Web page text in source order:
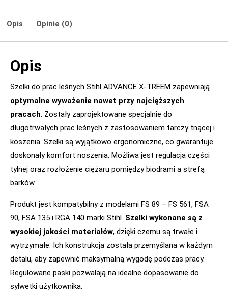
Opis Opinie (0)
Opis
Szelki do prac leśnych Stihl ADVANCE X-TREEM zapewniają
optymalne wyważenie nawet przy najcięższych
pracach. Zostały zaprojektowane specjalnie do
długotrwałych prac leśnych z zastosowaniem tarczy tnącej i
koszenia. Szelki są wyjątkowo ergonomiczne, co gwarantuje
doskonały komfort noszenia. Możliwa jest regulacja części
tylnej oraz rozłożenie ciężaru pomiędzy biodrami a strefą
barków.
Produkt jest kompatybilny z modelami FS 89 – FS 561, FSA
90, FSA 135 i RGA 140 marki Stihl. Szelki wykonane są z
wysokiej jakości materiałów, dzięki czemu są trwałe i
wytrzymałe. Ich konstrukcja została przemyślana w każdym
detalu, aby zapewnić maksymalną wygodę podczas pracy.
Regulowane paski pozwalają na idealne dopasowanie do
sylwetki użytkownika.